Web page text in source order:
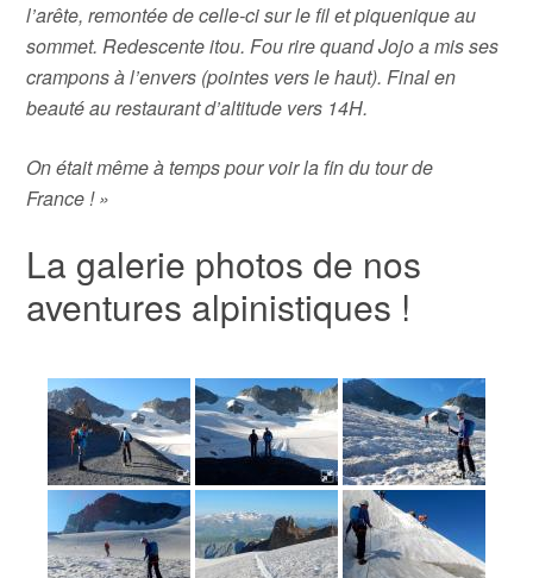
l’arête, remontée de celle-ci sur le fil et piquenique au
sommet. Redescente itou. Fou rire quand Jojo a mis ses
crampons à l’envers (pointes vers le haut). Final en
beauté au restaurant d’altitude vers 14H.
On était même à temps pour voir la fin du tour de
France ! »
La galerie photos de nos
aventures alpinistiques !